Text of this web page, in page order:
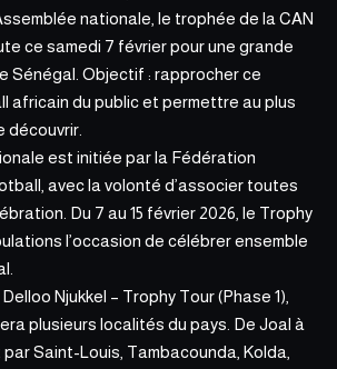
nationale, le trophée de la CAN
ce samedi 7 février pour une grande
Sénégal. Objectif : rapprocher ce
africain du public et permettre au plus
découvrir.
est initiée par la Fédération
avec la volonté d’associer toutes
Du 7 au 15 février 2026, le Trophy
lations l’occasion de célébrer ensemble
Njukkel – Trophy Tour (Phase 1),
plusieurs localités du pays. De Joal à
Saint-Louis, Tambacounda, Kolda,